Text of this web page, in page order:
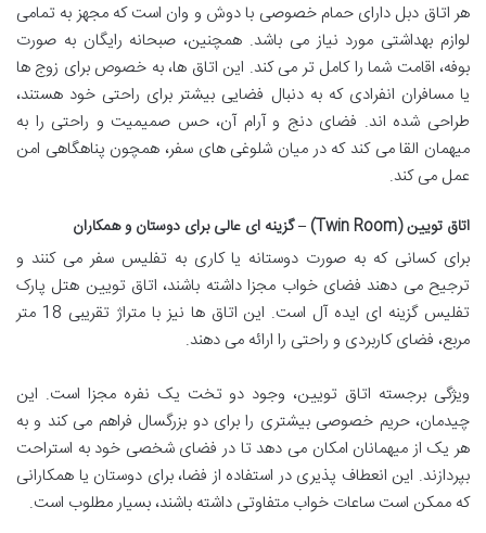
هر اتاق دبل دارای حمام خصوصی با دوش و وان است که مجهز به تمامی
لوازم بهداشتی مورد نیاز می باشد. همچنین، صبحانه رایگان به صورت
بوفه، اقامت شما را کامل تر می کند. این اتاق ها، به خصوص برای زوج ها
یا مسافران انفرادی که به دنبال فضایی بیشتر برای راحتی خود هستند،
طراحی شده اند. فضای دنج و آرام آن، حس صمیمیت و راحتی را به
میهمان القا می کند که در میان شلوغی های سفر، همچون پناهگاهی امن
عمل می کند.
اتاق تویین (Twin Room) – گزینه ای عالی برای دوستان و همکاران
برای کسانی که به صورت دوستانه یا کاری به تفلیس سفر می کنند و
ترجیح می دهند فضای خواب مجزا داشته باشند، اتاق تویین هتل پارک
تفلیس گزینه ای ایده آل است. این اتاق ها نیز با متراژ تقریبی 18 متر
مربع، فضای کاربردی و راحتی را ارائه می دهند.
ویژگی برجسته اتاق تویین، وجود دو تخت یک نفره مجزا است. این
چیدمان، حریم خصوصی بیشتری را برای دو بزرگسال فراهم می کند و به
هر یک از میهمانان امکان می دهد تا در فضای شخصی خود به استراحت
بپردازند. این انعطاف پذیری در استفاده از فضا، برای دوستان یا همکارانی
که ممکن است ساعات خواب متفاوتی داشته باشند، بسیار مطلوب است.